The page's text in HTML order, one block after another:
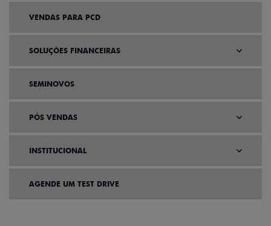
VENDAS PARA PCD
SOLUÇÕES FINANCEIRAS
SEMINOVOS
PÓS VENDAS
INSTITUCIONAL
AGENDE UM TEST DRIVE